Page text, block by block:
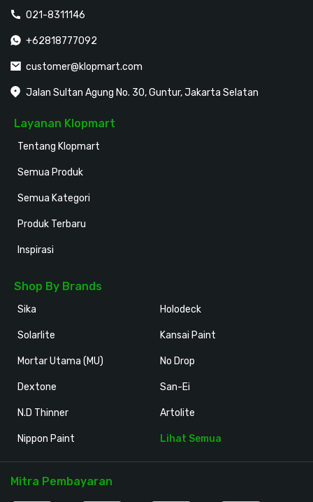
021-8311146
+62818777092
customer@klopmart.com
Jalan Sultan Agung No. 30, Guntur, Jakarta Selatan
Layanan Klopmart
Tentang Klopmart
Semua Produk
Semua Kategori
Produk Terbaru
Inspirasi
Shop By Brands
Sika
Solarlite
Mortar Utama (MU)
Dextone
N.D Thinner
Nippon Paint
Holodeck
Kansai Paint
No Drop
San-Ei
Artolite
Lihat Semua
Mitra Pembayaran